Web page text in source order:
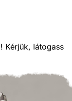
Kérjük, látogass